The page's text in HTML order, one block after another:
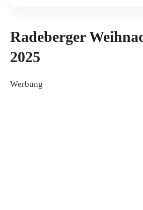
Radeberger
2025
Werbung